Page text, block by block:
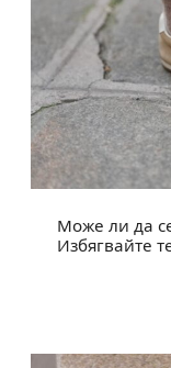
Може ли да
Избягвайте